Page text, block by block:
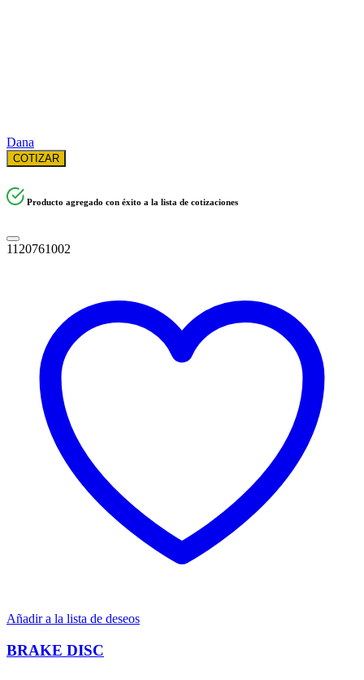
Dana
COTIZAR
Producto agregado con éxito a la lista de cotizaciones
1120761002
Añadir a la lista de deseos
BRAKE DISC